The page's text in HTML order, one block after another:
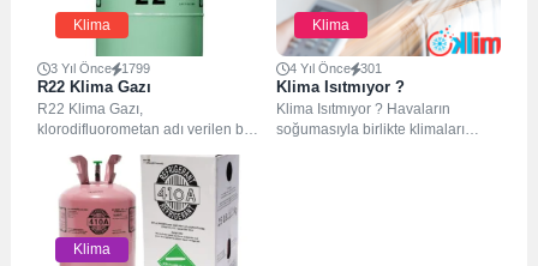
Klima
3 Yıl Önce 1799
R22 Klima Gazı
R22 Klima Gazı,
klorodifluorometan adı verilen bir
iklimlendirme, soğutma ve diğer
soğutma...
Klima
4 Yıl Önce 301
Klima Isıtmıyor ?
Klima Isıtmıyor ? Havaların
soğumasıyla birlikte klimaları
Klima